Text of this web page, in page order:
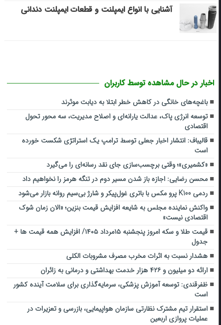
آشنایی با انواع ایمپلنت و قطعات ایمپلنت دندانی
اخبار در حال مشاهده توسط کاربران
باغچه‌های خانگی در کاهش خطر ابتلا به دیابت موثرند
توسعه انرژی پاک، عدالت یارانه‌ای و اصلاح مدیریت، سه محور تحول
اقتصادی
قالیباف: انتشار اخبار جعلی توسط ترامپ یک استراتژی شکست خورده
است
«کشمیری»؛ وقتی برچسب‌سازی جای نقد رسانه‌ای را می‌گیرد
محسن رضایی: اجازه باز شدن مسیر دوم در تنگه هرمز را نخواهیم داد
ردمی K100 پرو مکس با باتری غول‌پیکر و شارژ بی‌سیم روانه بازار می‌شود
واکنش نماینده مجلس به شایعه افزایش قیمت بنزین؛ «الان زمان شوک
اقتصادی نیست»
قیمت طلا و سکه امروز پنجشنبه ۱۵مرداد ۱۴۰۵/ افزایش همه قیمت ها +
جدول
هشدار نسبت به اثرات مخرب مصرف مشروبات الکلی
ارائه دو میلیون و ۴۲۶ هزار خدمت بهداشتی و درمانی به زائران
ظفرقندی: توسعه آموزش پزشکی، سرمایه‌گذاری برای سلامت آینده کشور
است
استقرار تیم مشترک نظارتی سازمان هواپیمایی، بازرسی و تعزیرات در
عملیات پروازی اربعین